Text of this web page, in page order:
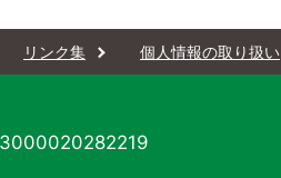
リンク集 個人情報の取り扱い